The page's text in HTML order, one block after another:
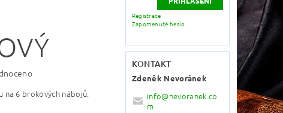
na 6 brokových nábojů.
Registrace
Zapomenuté heslo
KONTAKT
Zdeněk Nevoránek
info@nevoranek.co
m